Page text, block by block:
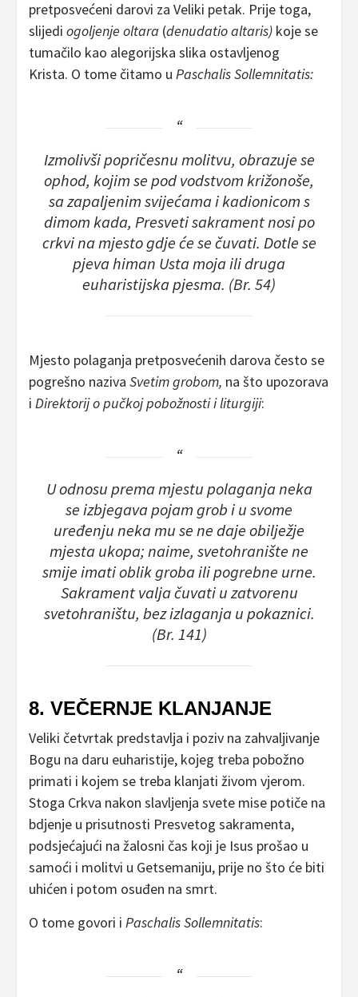
pretposvećeni darovi za Veliki petak. Prije toga,
slijedi ogoljenje oltara (denudatio altaris) koje se
tumačilo kao alegorijska slika ostavljenog
Krista. O tome čitamo u Paschalis Sollemnitatis:
Izmolivši popričesnu molitvu, obrazuje se
ophod, kojim se pod vodstvom križonoše,
sa zapaljenim svijećama i kadionicom s
dimom kada, Presveti sakrament nosi po
crkvi na mjesto gdje će se čuvati. Dotle se
pjeva himan Usta mojaili druga
euharistijska pjesma. (Br. 54)
Mjesto polaganja pretposvećenih darova često se
pogrešno naziva Svetim grobom, na što upozorava
i Direktorij o pučkoj pobožnosti i liturgiji:
U odnosu prema mjestu polaganja neka
se izbjegava pojamgrobi u svome
uređenju neka mu se ne daje obilježje
mjesta ukopa; naime, svetohranište ne
smije imati oblik groba ili pogrebne urne.
Sakrament valja čuvati u zatvorenu
svetohraništu, bez izlaganja u pokaznici.
(Br. 141)
8. VEČERNJE KLANJANJE
Veliki četvrtak predstavlja i poziv na zahvaljivanje
Bogu na daru euharistije, kojeg treba pobožno
primati i kojem se treba klanjati živom vjerom.
Stoga Crkva nakon slavljenja svete mise potiče na
bdjenje u prisutnosti Presvetog sakramenta,
podsjećajući na žalosni čas koji je Isus prošao u
samoći i molitvi u Getsemaniju, prije no što će biti
uhićen i potom osuđen na smrt.
O tome govori i Paschalis Sollemnitatis: